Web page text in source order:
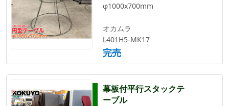
φ1000x700mm
オカムラ
L401H5-MK17
完売
幕板付平行スタックテ
ーブル